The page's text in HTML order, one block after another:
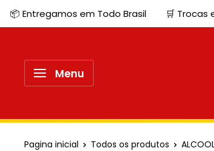
📦 Entregamos em Todo Brasil 🛒 Trocas
Menu
Pagina inicial Todos os produtos